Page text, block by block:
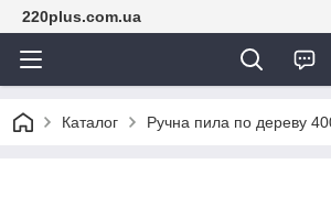
220plus.com.ua
Каталог Ручна пила по дереву